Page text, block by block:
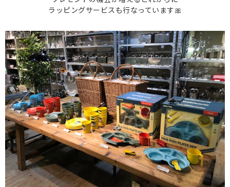
ラッピングサービスも行なっています🎀